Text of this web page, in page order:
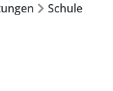
Schule